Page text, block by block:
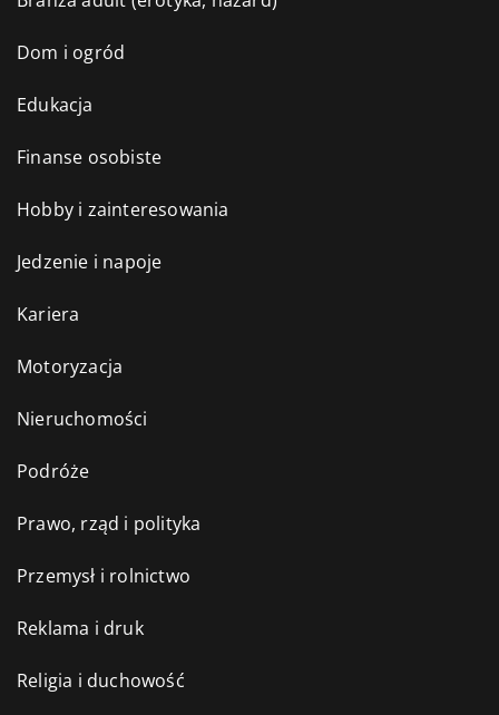
Dom i ogród
Edukacja
Finanse osobiste
Hobby i zainteresowania
Jedzenie i napoje
Kariera
Motoryzacja
Nieruchomości
Podróże
Prawo, rząd i polityka
Przemysł i rolnictwo
Reklama i druk
Religia i duchowość